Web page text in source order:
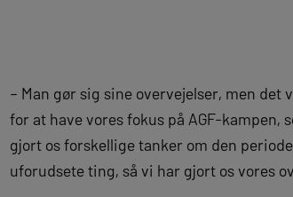
– Man gør sig sine overvejelser, men
for at have vores fokus på AGF-
gjort os forskellige tanker om den
uforudsete ting, så vi har gjort os vores